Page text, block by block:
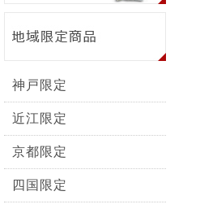
神戸限定
近江限定
京都限定
四国限定